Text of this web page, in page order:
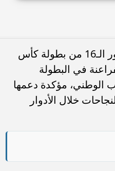
حرصت هيفاء وهبي على الاحتفال بتأهل منتخب مصر لكرة القدم إلى دور الـ16 من بطولة كأس
في البطولة
الوطني، مؤكدة دعمها
ومتمنية استمرار النجاحات خلال الأدوار